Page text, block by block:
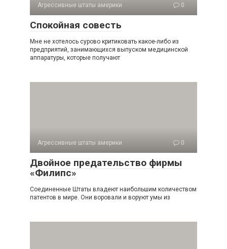
Агрессивные штаты америки 0
Спокойная совесть
Мне не хотелось сурово критиковать какое-либо из
предприятий, занимающихся выпуском медицинской
ап­паратуры, которые получают
Агрессивные штаты америки 0
Двойное предательство фирмы
«Филипс»
Соединенные Штаты владеют наибольшим количест­вом
патентов в мире. Они воровали и воруют умы из